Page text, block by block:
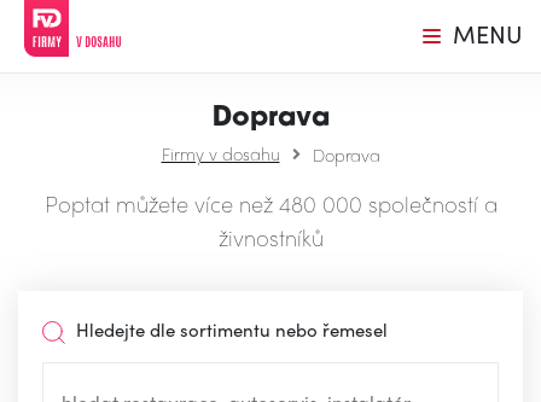
MENU
Doprava
Firmy v dosahu Doprava
Poptat můžete více než 480 000 společností a
živnostníků
Hledejte dle sortimentu nebo řemesel